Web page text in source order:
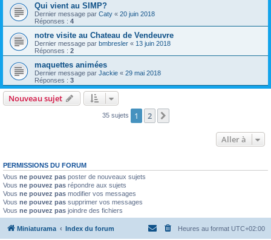
Qui vient au SIMP?
Dernier message par Caty « 20 juin 2018
Réponses : 4
notre visite au Chateau de Vendeuvre
Dernier message par bmbresler « 13 juin 2018
Réponses : 2
maquettes animées
Dernier message par Jackie « 29 mai 2018
Réponses : 3
Nouveau sujet
35 sujets 1 2
Aller à
PERMISSIONS DU FORUM
Vous ne pouvez pas poster de nouveaux sujets
Vous ne pouvez pas répondre aux sujets
Vous ne pouvez pas modifier vos messages
Vous ne pouvez pas supprimer vos messages
Vous ne pouvez pas joindre des fichiers
Miniaturama Index du forum Heures au format UTC+02:00